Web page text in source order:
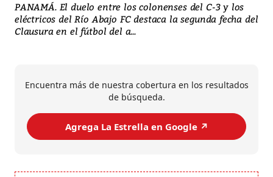
PANAMÁ. El duelo entre los colonenses del C-3 y los
eléctricos del Río Abajo FC destaca la segunda fecha del
Clausura en el fútbol del a...
Encuentra más de nuestra cobertura en los resultados
de búsqueda.
Agrega La Estrella en Google ↗️